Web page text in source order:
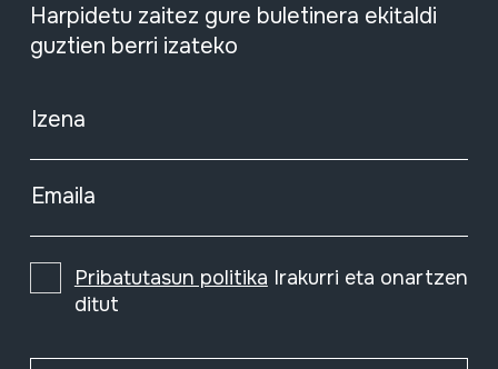
Harpidetu zaitez gure buletinera ekitaldi
guztien berri izateko
Izena
Emaila
Pribatutasun politika Irakurri eta onartzen
ditut